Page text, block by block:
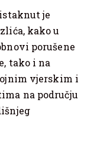
je
kako u
porušene
tako i na
vjerskim i
na području